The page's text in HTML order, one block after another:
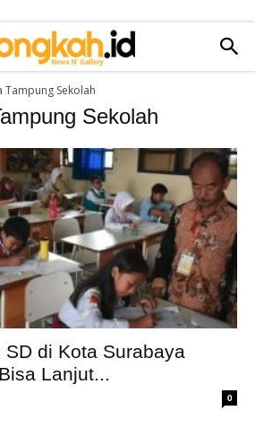
Tampung Sekolah
Sekolah
di Kota Surabaya
Lanjut...
0